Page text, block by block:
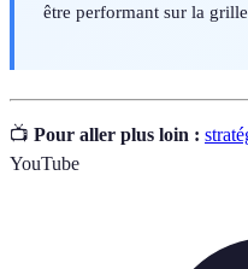
être performant sur la
📺 Pour aller plus loin :
YouTube